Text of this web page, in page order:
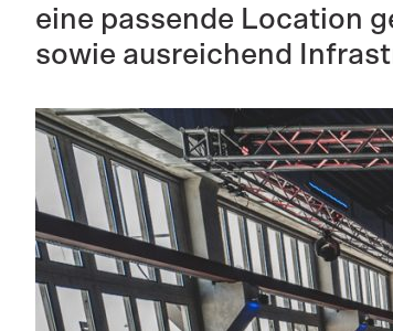
eine passende Location
sowie ausreichend